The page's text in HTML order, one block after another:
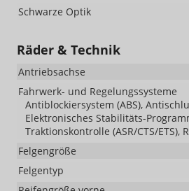
Schwarze Optik
Räder & Technik
Antriebsachse
Fahrwerk- und Regelungssysteme
Antiblockiersystem (ABS),
Elektronisches Stabilitäts-
Traktionskontrolle (ASR/CTS/ETS),
Felgengröße
Felgentyp